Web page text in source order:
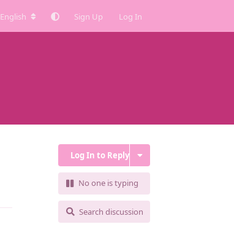
English Sign Up Log In
Log In to Reply
No one is typing
Search discussion